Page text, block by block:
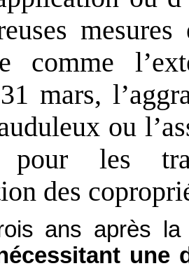
comme
mars,
ou
pour les
des
ans après
une